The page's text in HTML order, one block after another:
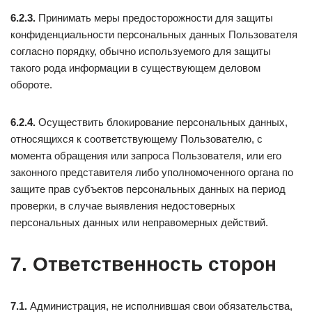
6.2.3. Принимать меры предосторожности для защиты
конфиденциальности персональных данных Пользователя
согласно порядку, обычно используемого для защиты
такого рода информации в существующем деловом
обороте.
6.2.4. Осуществить блокирование персональных данных,
относящихся к соответствующему Пользователю, с
момента обращения или запроса Пользователя, или его
законного представителя либо уполномоченного органа по
защите прав субъектов персональных данных на период
проверки, в случае выявления недостоверных
персональных данных или неправомерных действий.
7. Ответственность сторон
7.1. Администрация, не исполнившая свои обязательства,